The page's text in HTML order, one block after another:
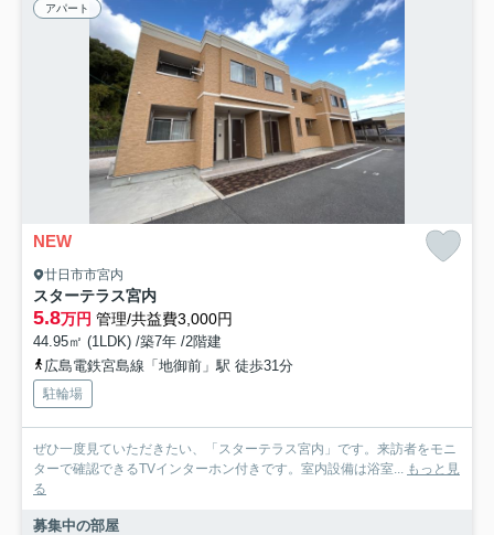
アパート
NEW
廿日市市宮内
スターテラス宮内
5.8万円 管理/共益費3,000円
44.95㎡ (1LDK) /築7年 /2階建
広島電鉄宮島線「地御前」駅 徒歩31分
駐輪場
ぜひ一度見ていただきたい、「スターテラス宮内」です。来訪者をモニ
ターで確認できるTVインターホン付きです。室内設備は浴室...
もっと見
る
募集中の部屋